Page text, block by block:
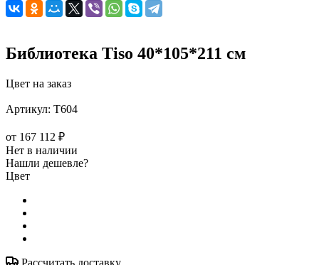
Библиотека Tiso 40*105*211 см
Цвет на заказ
Артикул: T604
от 167 112 ₽
Нет в наличии
Нашли дешевле?
Цвет
Рассчитать доставку